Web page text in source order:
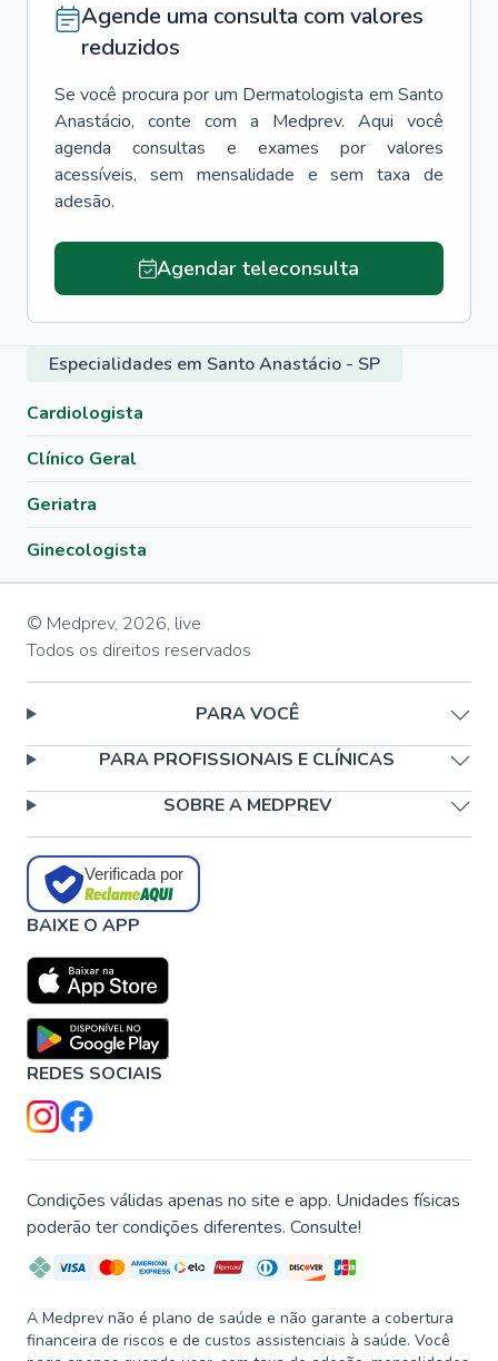
Agende uma consulta com valores
reduzidos
Se você procura por um Dermatologista em Santo
Anastácio, conte com a Medprev. Aqui você
agenda consultas e exames por valores
acessíveis, sem mensalidade e sem taxa de
adesão.
Agendar teleconsulta
Especialidades em Santo Anastácio - SP
Cardiologista
Clínico Geral
Geriatra
Ginecologista
© Medprev, 2026, live
Todos os direitos reservados
PARA VOCÊ
PARA PROFISSIONAIS E CLÍNICAS
SOBRE A MEDPREV
Verificada por
BAIXE O APP
REDES SOCIAIS
Condições válidas apenas no site e app. Unidades físicas
poderão ter condições diferentes. Consulte!
A Medprev não é plano de saúde e não garante a cobertura
financeira de riscos e de custos assistenciais à saúde. Você